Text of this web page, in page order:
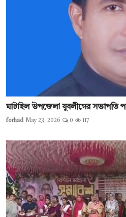
​ঘাটাইল উপজেলা যুবলীগের সভাপতি
forhad May 23, 2026 0 117